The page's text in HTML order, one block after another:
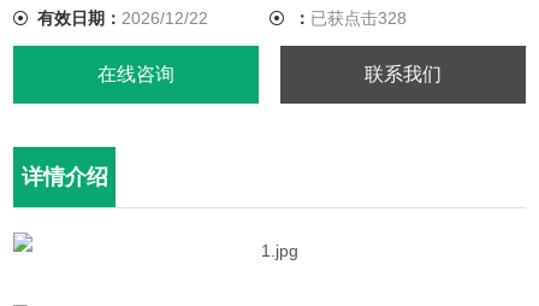
有效日期： 2026/12/22 ： 已获点击328
在线咨询 联系我们
详情介绍